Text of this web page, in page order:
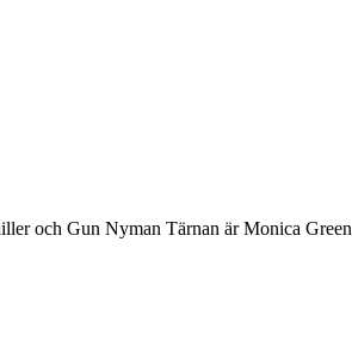
och Gun Nyman Tärnan är Monica Green